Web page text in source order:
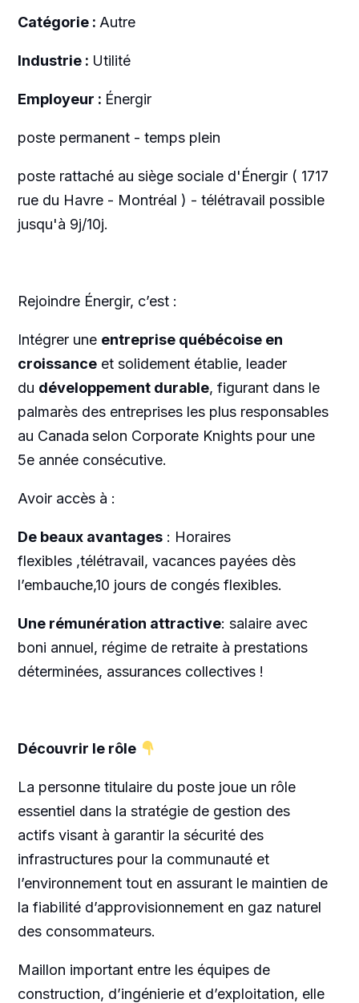
Catégorie : Autre
Industrie : Utilité
Employeur : Énergir
poste permanent - temps plein
poste rattaché au siège sociale d'Énergir ( 1717
rue du Havre - Montréal ) - télétravail possible
jusqu'à 9j/10j.
Rejoindre Énergir, c’est :
Intégrer une entreprise québécoise en
croissanceet solidement établie, leader
du développement durable, figurant dans le
palmarès des entreprises les plus responsables
au Canada selon Corporate Knights pour une
5e année consécutive.
Avoir accès à :
De beaux avantages: Horaires
flexibles ,télétravail, vacances payées dès
l’embauche,10 jours de congés flexibles.
Une rémunération attractive: salaire avec
boni annuel, régime de retraite à prestations
déterminées, assurances collectives !
Découvrir le rôle
La personne titulaire du poste joue un rôle
essentiel dans la stratégie de gestion des
actifs visant à garantir la sécurité des
infrastructures pour la communauté et
l’environnement tout en assurant le maintien de
la fiabilité d’approvisionnement en gaz naturel
des consommateurs.
Maillon important entre les équipes de
construction, d’ingénierie et d’exploitation, elle